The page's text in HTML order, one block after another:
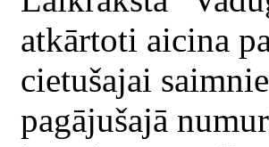
atkārtoti aicina
cietušajai
pagājušajā